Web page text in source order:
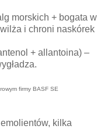
morskich + bogata w
i chroni naskórek
+ allantoina) –
firmy BASF SE
kilka